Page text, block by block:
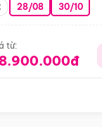
28/08 30/10
từ: